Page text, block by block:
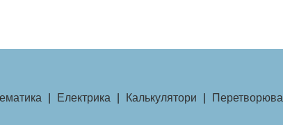
Електрика Калькулятори